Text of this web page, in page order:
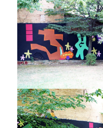
Galerija 2024
Galerija 2025